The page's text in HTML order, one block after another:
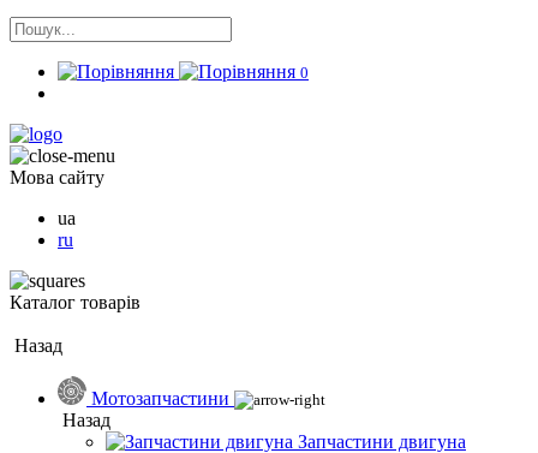
0
Мова сайту
ua
ru
Каталог товарів
Назад
Мотозапчастини
Назад
Запчастини двигуна